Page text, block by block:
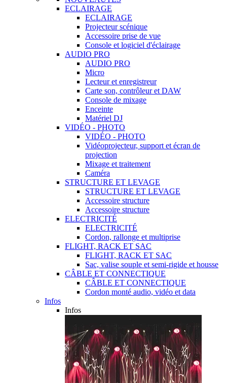
ECLAIRAGE
ECLAIRAGE
Projecteur scénique
Accessoire prise de vue
Console et logiciel d'éclairage
AUDIO PRO
AUDIO PRO
Micro
Lecteur et enregistreur
Carte son, contrôleur et DAW
Console de mixage
Enceinte
Matériel DJ
VIDÉO - PHOTO
VIDÉO - PHOTO
Vidéoprojecteur, support et écran de
projection
Mixage et traitement
Caméra
STRUCTURE ET LEVAGE
STRUCTURE ET LEVAGE
Accessoire structure
Accessoire structure
ELECTRICITÉ
ELECTRICITÉ
Cordon, rallonge et multiprise
FLIGHT, RACK ET SAC
FLIGHT, RACK ET SAC
Sac, valise souple et semi-rigide et housse
CÂBLE ET CONNECTIQUE
CÂBLE ET CONNECTIQUE
Cordon monté audio, vidéo et data
Infos
Infos